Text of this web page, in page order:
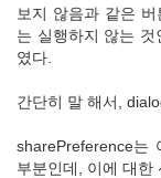
보지 않음과 같은
는 실행하지 않는
였다.
간단히 말 해서,
sharePreference는
부분인데, 이에 대한